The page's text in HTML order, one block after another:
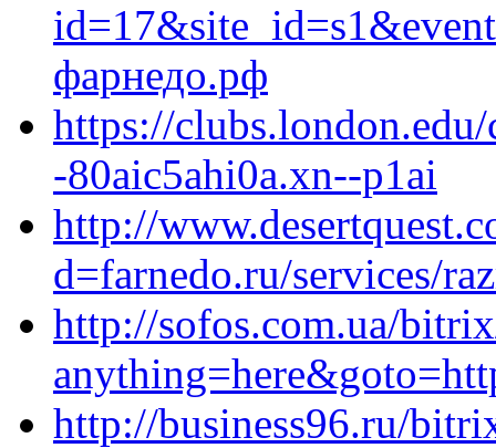
фарнедо.рф
https://
-80aic5ahi0a.xn--p1ai
http://
d=farnedo.ru/services/
http://sofos.com.ua/
http://business96.ru/